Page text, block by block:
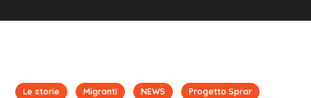
Le storie Migranti NEWS Progetto Sprar